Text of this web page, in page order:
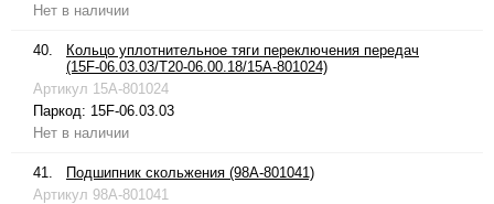
Нет в наличии
40.
Кольцо уплотнительное тяги переключения передач
(15F-06.03.03/T20-06.00.18/15A-801024)
Артикул 15A-801024
Паркод: 15F-06.03.03
Нет в наличии
41.
Подшипник скольжения (98A-801041)
Артикул 98A-801041